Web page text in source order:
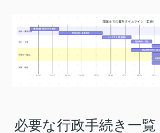
必要な行政手続き一覧